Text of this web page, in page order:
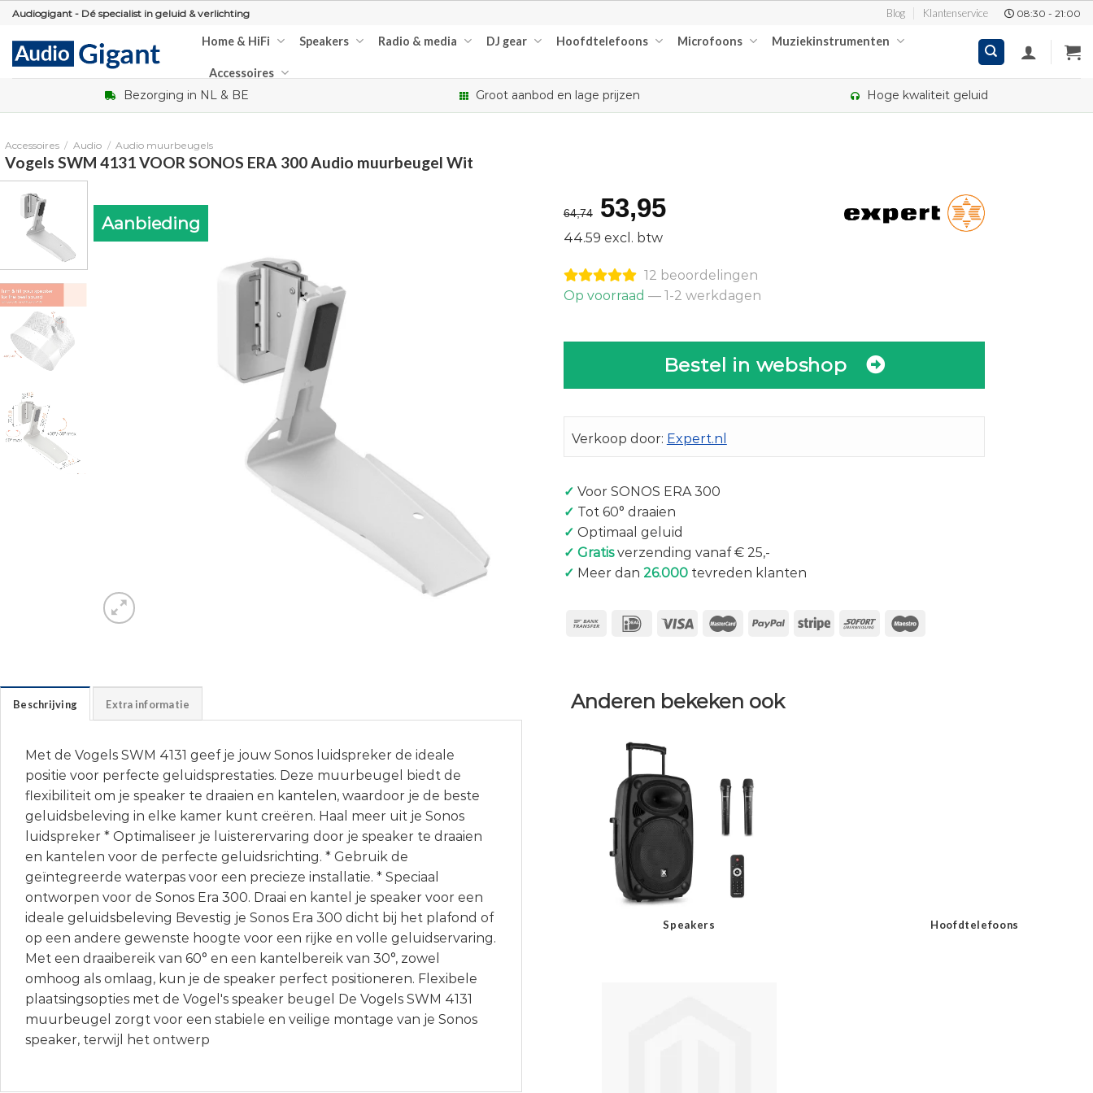
Skip
content
Audiogigant - Dé specialist in geluid & verlichting Blog Klantenservice 08:30 - 21:00
Home & HiFi Speakers Radio & media DJ gear Hoofdtelefoons Microfoons Muziekinstrumenten
Accessoires
Bezorging in NL & BE Groot aanbod en lage prijzen Hoge kwaliteit geluid
Accessoires / Audio / Audio muurbeugels
Vogels SWM 4131 VOOR SONOS ERA 300 Audio muurbeugel Wit
Aanbieding 64,74
Oorspronkelijke
prijs
was:
€64,74.
53,95Huidige
€53,95.
44.59 excl. btw
12 beoordelingen
Op voorraad — 1-2 werkdagen
Bestel in webshop
Verkoop door: Expert.nl
✓ Voor SONOS ERA 300
✓ Tot 60° draaien
✓ Optimaal geluid
✓ Gratisverzending vanaf € 25,-
✓ Meer dan 26.000tevreden klanten
Beschrijving Extra informatie
Met de Vogels SWM 4131 geef je jouw Sonos luidspreker de ideale
positie voor perfecte geluidsprestaties. Deze muurbeugel biedt de
flexibiliteit om je speaker te draaien en kantelen, waardoor je de beste
geluidsbeleving in elke kamer kunt creëren. Haal meer uit je Sonos
luidspreker * Optimaliseer je luisterervaring door je speaker te draaien
en kantelen voor de perfecte geluidsrichting. * Gebruik de
geïntegreerde waterpas voor een precieze installatie. * Speciaal
ontworpen voor de Sonos Era 300. Draai en kantel je speaker voor een
ideale geluidsbeleving Bevestig je Sonos Era 300 dicht bij het plafond of
op een andere gewenste hoogte voor een rijke en volle geluidservaring.
Met een draaibereik van 60° en een kantelbereik van 30°, zowel
omhoog als omlaag, kun je de speaker perfect positioneren. Flexibele
plaatsingsopties met de Vogel's speaker beugel De Vogels SWM 4131
muurbeugel zorgt voor een stabiele en veilige montage van je Sonos
speaker, terwijl het ontwerp
Anderen bekeken ook
Speakers Hoofdtelefoons